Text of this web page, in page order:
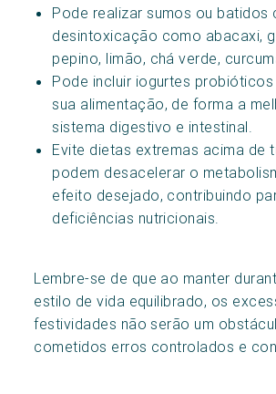
Pode realizar sumos ou batidos
desintoxicação como abacaxi,
pepino, limão, chá verde,
Pode incluir iogurtes
sua alimentação, de forma a
sistema digestivo e intestinal.
Evite dietas extremas acima de
podem desacelerar o
efeito desejado, contribuindo
deficiências nutricionais.
Lembre-se de que ao manter
estilo de vida equilibrado, os
festividades não serão um
cometidos erros controlados e